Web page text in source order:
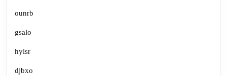
ounrb
gsalo
hylsr
djbxo